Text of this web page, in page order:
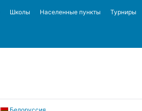
Школы Населенные пункты Турниры